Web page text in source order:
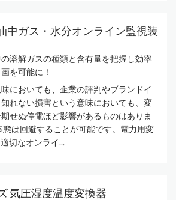
中ガス・水分オンライン監視装
溶解ガスの種類と含有量を把握し効率
を可能に！
においても、企業の評判やブランドイ
れない損害という意味においても、変
せぬ停電ほど影響があるものはありま
は回避することが可能です。電力用変
切なオンライ...
気圧湿度温度変換器